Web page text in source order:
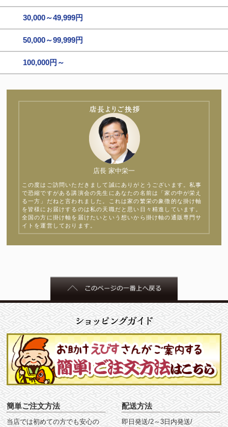
30,000～49,999円
50,000～99,999円
100,000円～
店長 家中栄一
この度はご訪問いただきまして誠にありがとうございます。私事
で恐縮ですがある講演会の先生にあなたの名前は「家の中が栄え
る一方」だねと言われました。これは家の繁栄の象徴的な掛け軸
を皆様にお届けするのは私の天職だと思い日々精進しています。
全国の方に掛け軸を届けたいという想いから掛け軸の通販専門サ
イトを運営しております。
簡単ご注文方法
当店では初めての方でも安心の
配送方法
即日発送/2～3日内発送/